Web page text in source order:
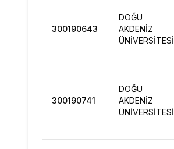
300190643
DOĞU
AKDENİZ
ÜNİVERSİTESİ
300190741
DOĞU
AKDENİZ
ÜNİVERSİTESİ